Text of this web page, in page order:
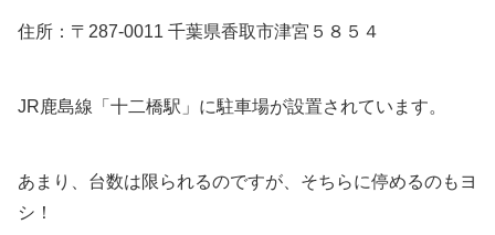
住所：〒287-0011 千葉県香取市津宮５８５４
JR鹿島線「十二橋駅」に駐車場が設置されています。
あまり、台数は限られるのですが、そちらに停めるのもヨ
シ！